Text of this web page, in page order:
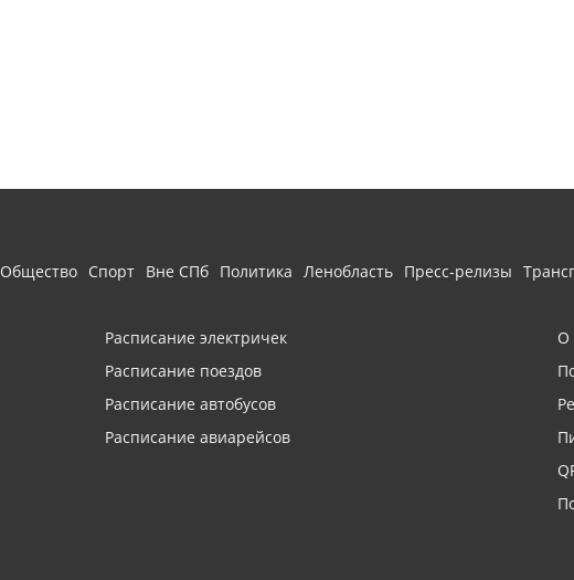
Общество Спорт Вне СПб Политика Ленобласть Пресс-релизы
Расписание электричек
Расписание поездов
Расписание автобусов
Расписание авиарейсов
О